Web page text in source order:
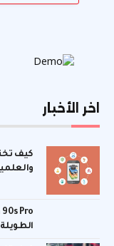
اخر الأخبار
كيف
الطويلة